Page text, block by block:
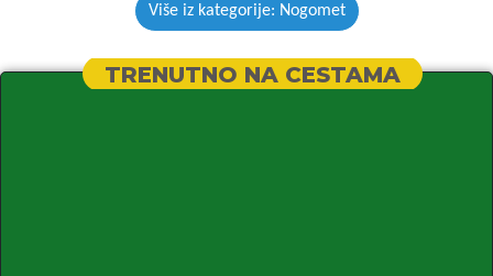
Više iz kategorije: Nogomet
TRENUTNO NA CESTAMA